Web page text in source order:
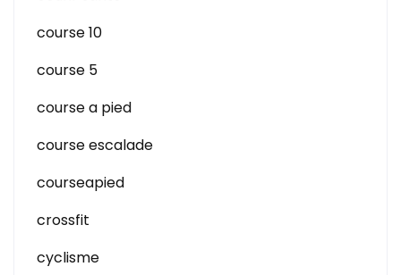
course 10
course 5
course a pied
course escalade
courseapied
crossfit
cyclisme